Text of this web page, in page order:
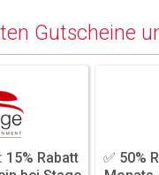
Gutscheine
Featured
15% Rabatt
✅ 50%